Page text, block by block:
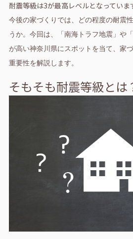
耐震等級は3が最高レベルとなっていま
今後の家づくりでは、どの程度の耐震
うか。今回は、「南海トラフ地震」や
が高い神奈川県にスポットを当て、家
重要性を解説します。
そもそも耐震等級とは